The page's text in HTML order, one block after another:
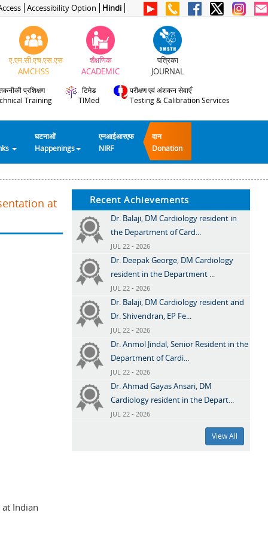
Accessibility Option Hindi
ए.एम.सी.एच.एस.एस
AMCHSS
शैक्षणिक
ACADEMIC
पत्रिका
JOURNAL
प्रशिक्षण
Training
टिमेड
TIMed
परीक्षण एवं अंशकन सेवाएँ
Testing & Calibration Services
घटनाओं
Happenings
एनआईआरएफ
NIRF
दान
Donation
at
at Indian
Recent Achievements
Dr. Balaji, DM Cardiology resident in
the Department of Card...
JUL 22 - 2026
Dr. Deepak George, DM Cardiology
resident in the Department ...
JUL 22 - 2026
Dr. Balaji, DM Cardiology resident and
Dr. Shivendran, EP Fe...
JUL 22 - 2026
Dr. Anmol Jindal, Senior Resident in the
Department of Cardi...
JUL 22 - 2026
Dr. Ahmad Gayas Ansari, DM
Cardiology resident in the Depart...
JUL 22 - 2026
View All